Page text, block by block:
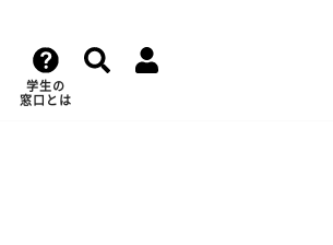
学生の
窓口とは